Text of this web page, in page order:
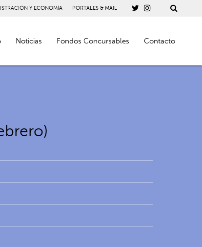
Y ECONOMÍA PORTALES & MAIL
Noticias Fondos Concursables Contacto